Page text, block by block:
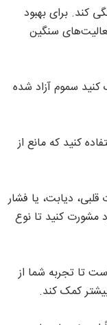
برای بهبود
سنگین
سموم آزاد شده
کنید که مانع از
دیابت، یا فشار
مشورت کنید تا نوع
تا تجربه شما از
کمک کند.